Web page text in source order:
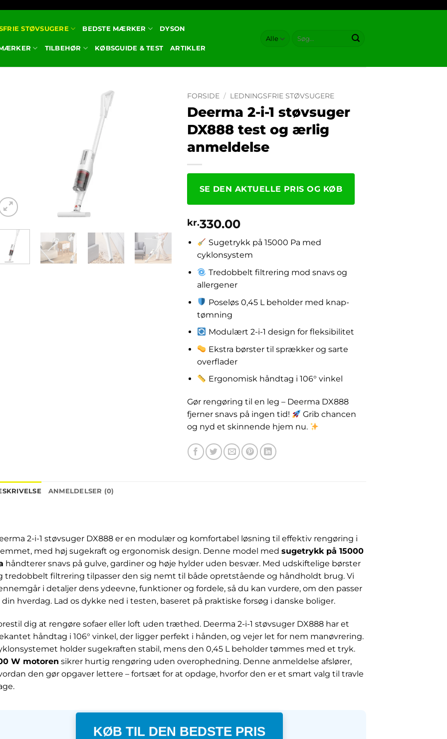
STØVSUGERE BEDSTE MÆRKER DYSON
TILBEHØR KØBSGUIDE & TEST ARTIKLER
efter:
FORSIDE / LEDNINGSFRIE STØVSUGERE
Deerma 2-i-1 støvsuger
DX888 test og ærlig
anmeldelse
SE DEN AKTUELLE PRIS OG KØB
kr.330.00
Sugetrykk på 15000 Pa med
cyklonsystem
Tredobbelt filtrering mod snavs og
allergener
Poseløs 0,45 L beholder med knap-
tømning
Modulært 2-i-1 design for fleksibilitet
Ekstra børster til sprækker og sarte
overflader
Ergonomisk håndtag i 106° vinkel
Gør rengøring til en leg – Deerma DX888
fjerner snavs på ingen tid!
Grib chancen
og nyd et skinnende hjem nu.
ANMELDELSER (0)
2-i-1 støvsuger DX888 er en modulær og komfortabel løsning til effektiv rengøring i
med høj sugekraft og ergonomisk design. Denne model med sugetrykk på 15000
håndterer snavs på gulve, gardiner og høje hylder uden besvær. Med udskiftelige børster
tredobbelt filtrering tilpasser den sig nemt til både opretstående og håndholdt brug. Vi
i detaljer dens ydeevne, funktioner og fordele, så du kan vurdere, om den passer
hverdag. Lad os dykke ned i testen, baseret på praktiske forsøg i danske boliger.
dig at rengøre sofaer eller loft uden træthed. Deerma 2-i-1 støvsuger DX888 har et
håndtag i 106° vinkel, der ligger perfekt i hånden, og vejer let for nem manøvrering.
holder sugekraften stabil, mens den 0,45 L beholder tømmes med et tryk.
W motoren sikrer hurtig rengøring uden overophedning. Denne anmeldelse afslører,
den gør opgaver lettere – fortsæt for at opdage, hvorfor den er et smart valg til travle
KØB TIL DEN BEDSTE PRIS